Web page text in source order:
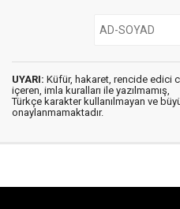
UYARI: Küfür, hakaret, rencide edici
içeren, imla kuralları ile yazılmamış,
Türkçe karakter kullanılmayan ve
onaylanmamaktadır.